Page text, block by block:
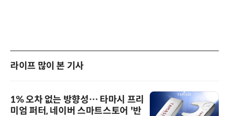
라이프 많이 본 기사
1% 오차 없는 방향성… 타마시 프리
미엄 퍼터, 네이버 스마트스토어 '반